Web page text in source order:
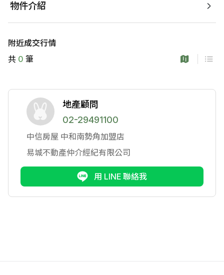
物件介紹
附近成交行情
共 0 筆
地產顧問
02-29491100
中信房屋 中和南勢角加盟店
易城不動產仲介經紀有限公司
用 LINE 聯絡我